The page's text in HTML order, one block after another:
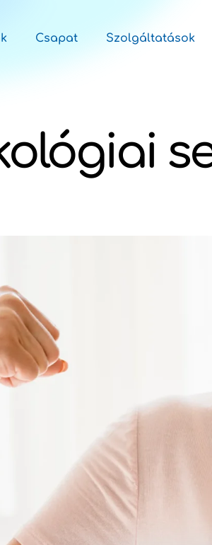
Csapat Szolgáltatások